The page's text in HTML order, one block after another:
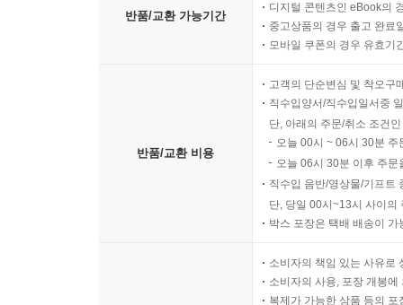
반품/교환 가능기간
디지털 콘텐츠인 eBook의
중고상품의 경우 출고 완료
모바일 쿠폰의 경우 유효기
반품/교환 비용
고객의 단순변심 및 착오구
직수입양서/직수입일서중
단, 아래의 주문/취소 조건
오늘 00시 ~ 06시 30분
오늘 06시 30분 이후 주
직수입 음반/영상물/기프트
단, 당일 00시~13시 사이의
박스 포장은 택배 배송이
소비자의 책임 있는 사유로
소비자의 사용, 포장 개봉
복제가 가능한 상품 등의